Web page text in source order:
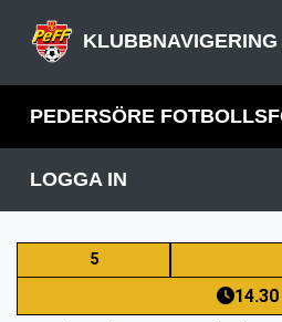
KLUBBNAVIGERING
PEDERSÖRE
LOGGA IN
5
14.30